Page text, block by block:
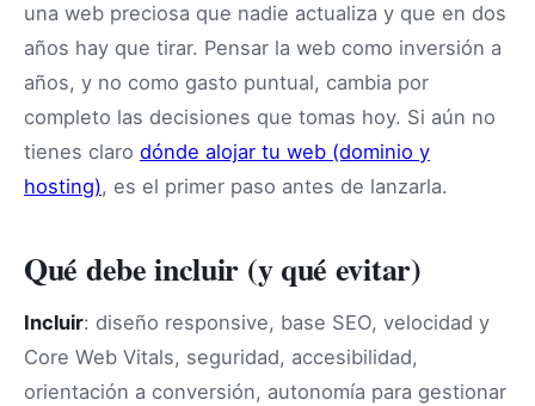
una web preciosa que nadie actualiza y que en dos
años hay que tirar. Pensar la web como inversión a
años, y no como gasto puntual, cambia por
completo las decisiones que tomas hoy. Si aún no
tienes claro dónde alojar tu web (dominio y
hosting), es el primer paso antes de lanzarla.
Qué debe incluir (y qué evitar)
Incluir: diseño responsive, base SEO, velocidad y
Core Web Vitals, seguridad, accesibilidad,
orientación a conversión, autonomía para gestionar